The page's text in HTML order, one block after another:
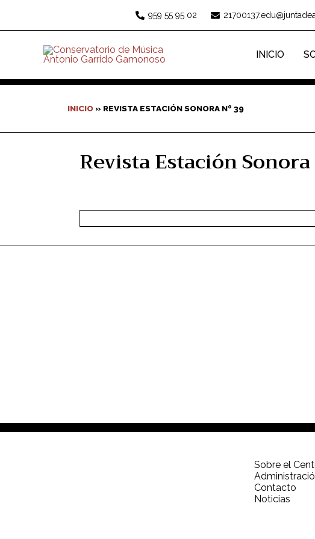
contenido
959 55 95 02
INICIO
INICIO » REVISTA ESTACIÓN SONORA Nº 39
Revista Estación Sonora
Sobre el
Contacto
Noticias